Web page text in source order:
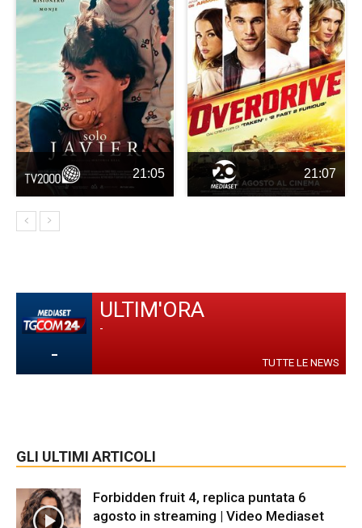
21:05 21:07
-
ULTIM'ORA
-
TUTTE LE NEWS
GLI ULTIMI ARTICOLI
Forbidden fruit 4, replica puntata 6
agosto in streaming | Video Mediaset